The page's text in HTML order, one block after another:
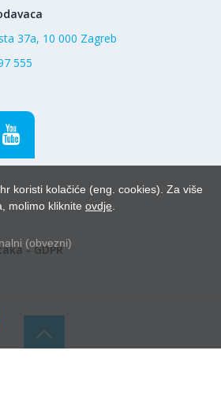
37a, 10 000 Zagreb
555
- GDPR
koristi kolačiće (eng. cookies). Za više
molimo kliknite ovdje
(obvezni)